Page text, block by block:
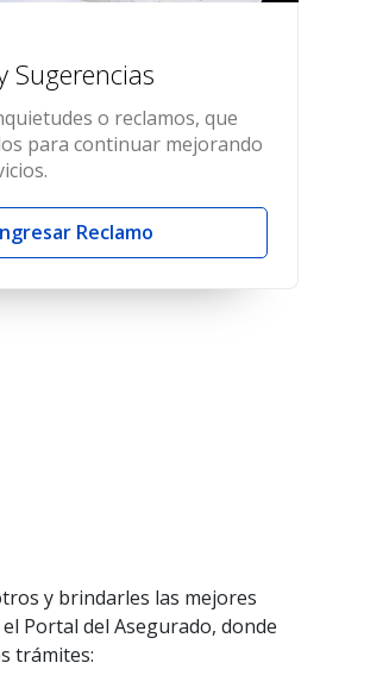
Sugerencias
o reclamos, que
para continuar mejorando
Reclamo
y brindarles las mejores
Portal del Asegurado, donde
trámites: